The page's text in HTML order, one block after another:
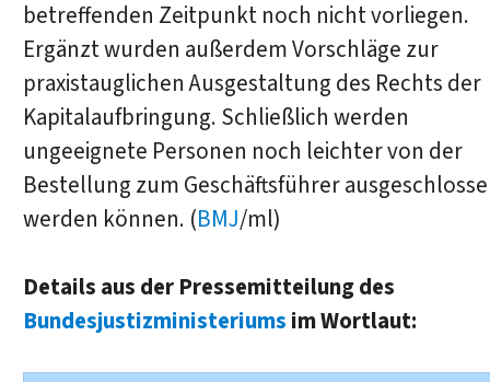
betreffenden Zeitpunkt noch nicht vorliegen.
Ergänzt wurden außerdem Vorschläge zur
praxistauglichen Ausgestaltung des Rechts der
Kapitalaufbringung. Schließlich werden
ungeeignete Personen noch leichter von der
Bestellung zum Geschäftsführer
werden können. (BMJ/ml)
Details aus der Pressemitteilung des
Bundesjustizministeriums im Wortlaut: